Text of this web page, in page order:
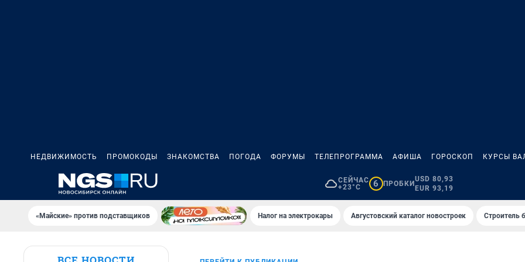
НЕДВИЖИМОСТЬ ПРОМОКОДЫ ЗНАКОМСТВА ПОГОДА ФОРУМЫ ТЕЛЕПРОГРАММА АФИША ГОРОСКОП КУРСЫ
СЕЙЧАС
+23°C
6 ПРОБКИ
USD 80,93
EUR 93,19
«Майские» против подставщиков Налог на электрокары Августовский каталог новостроек Строитель